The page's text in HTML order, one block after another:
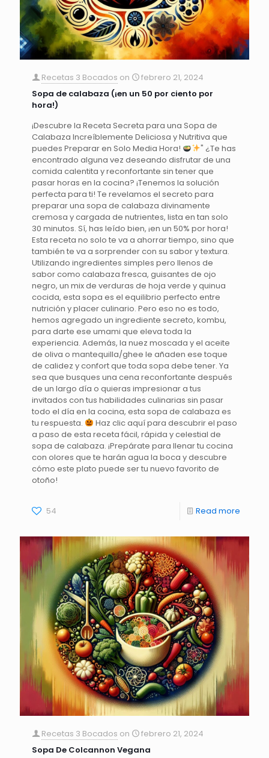
Recetas 3 Bocados on
febrero 21, 2024
Sopa de calabaza (¡en un 50 por ciento por
hora!)
¡Descubre la Receta Secreta para una Sopa de
Calabaza Increíblemente Deliciosa y Nutritiva que
puedes Preparar en Solo Media Hora!
" ¿Te has
encontrado alguna vez deseando disfrutar de una
comida calentita y reconfortante sin tener que
pasar horas en la cocina? ¡Tenemos la solución
perfecta para ti! Te revelamos el secreto para
preparar una sopa de calabaza divinamente
cremosa y cargada de nutrientes, lista en tan solo
30 minutos. Sí, has leído bien, ¡en un 50% por hora!
Esta receta no solo te va a ahorrar tiempo, sino que
también te va a sorprender con su sabor y textura.
Utilizando ingredientes simples pero llenos de
sabor como calabaza fresca, guisantes de ojo
negro, un mix de verduras de hoja verde y quinua
cocida, esta sopa es el equilibrio perfecto entre
nutrición y placer culinario. Pero eso no es todo,
hemos agregado un ingrediente secreto, kombu,
para darte ese umami que eleva toda la
experiencia. Además, la nuez moscada y el aceite
de oliva o mantequilla/ghee le añaden ese toque
de calidez y confort que toda sopa debe tener. Ya
sea que busques una cena reconfortante después
de un largo día o quieras impresionar a tus
invitados con tus habilidades culinarias sin pasar
todo el día en la cocina, esta sopa de calabaza es
tu respuesta.
Haz clic aquí para descubrir el paso
a paso de esta receta fácil, rápida y celestial de
sopa de calabaza. ¡Prepárate para llenar tu cocina
con olores que te harán agua la boca y descubre
cómo este plato puede ser tu nuevo favorito de
otoño!
54 Read more
Recetas 3 Bocados on
febrero 21, 2024
Sopa De Colcannon Vegana